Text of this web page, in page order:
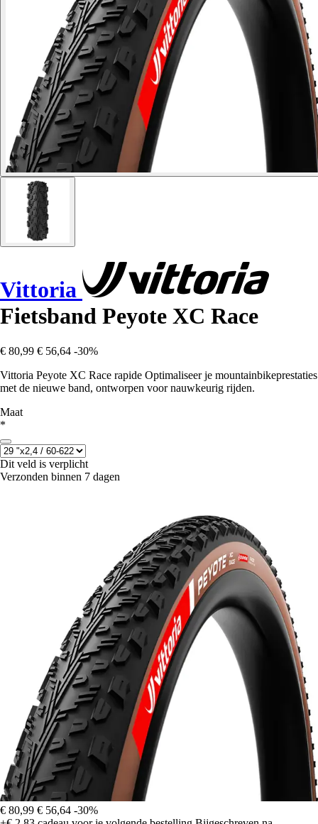
Vittoria
Fietsband Peyote XC Race
€ 80,99 € 56,64 -30%
Vittoria Peyote XC Race rapide Optimaliseer je mountainbikeprestaties
met de nieuwe band, ontworpen voor nauwkeurig rijden.
Maat
*
Dit veld is verplicht
Verzonden binnen 7 dagen
€ 80,99 € 56,64 -30%